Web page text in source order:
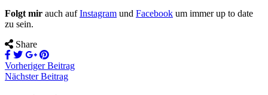
Folgt mir auch aufInstagram und Facebook um immer up to date
zu sein.
Share
Vorheriger Beitrag
Nächster Beitrag